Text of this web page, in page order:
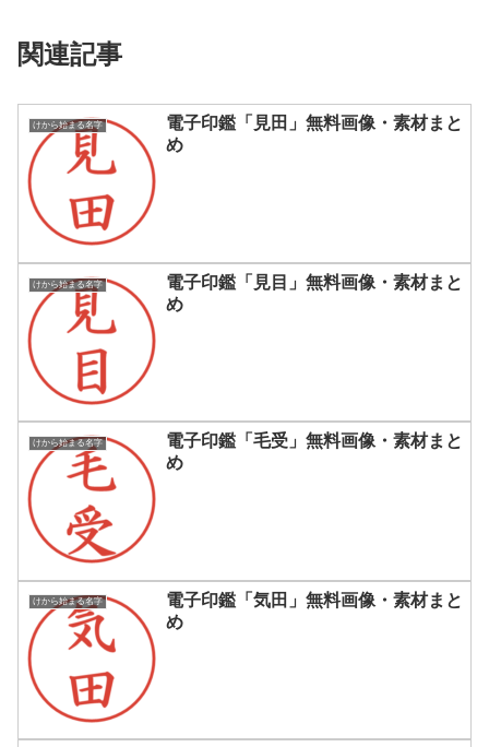
関連記事
けから始まる名字
電子印鑑「見田」無料画像・素材まと
め
けから始まる名字
電子印鑑「見目」無料画像・素材まと
め
けから始まる名字
電子印鑑「毛受」無料画像・素材まと
め
けから始まる名字
電子印鑑「気田」無料画像・素材まと
め